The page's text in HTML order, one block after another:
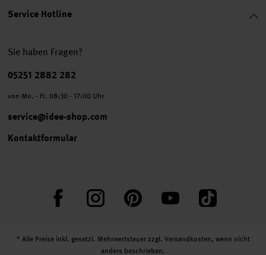
Service Hotline
Sie haben Fragen?
Telefonnummer
05251 2882 282
von Mo. - Fr. 08:30 - 17:00 Uhr
service@idee-shop.com
Kontaktformular
FacebookInstagram PinterestYouTube TikTok
* Alle Preise inkl. gesetzl. Mehrwertsteuer zzgl. Versandkosten, wenn nicht
anders beschrieben.